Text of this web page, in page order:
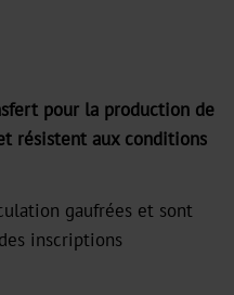
pour la production de
résistent aux conditions
gaufrées et sont
inscriptions